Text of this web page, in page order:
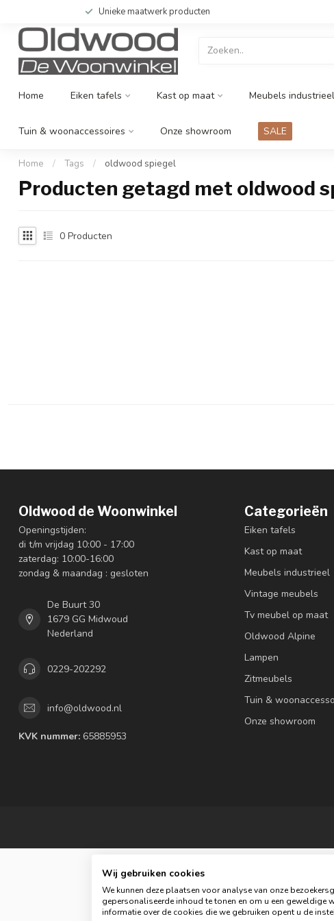
Unieke maatwerk producten
Home Eiken tafels Kast op maat Meubels industrieel
Tuin & woonaccessoires Onze showroom SALE
Home / Tags / oldwood spiegel
Producten getagd met oldwood
0 Producten
Oldwood de Woonwinkel
Openingstijden:
di t/m vrijdag 10:00 - 17:00
zaterdag: 10:00-16:00
zondag & maandag : gesloten
De Buurt 30
1679 GG Midwoud
Nederland
0229-202292
info@oldwood.nl
KVK nummer: 65885953
Categorieën
Eiken tafels
Kast op maat
Meubels industrieel
Vintage meubels
Tv meubel op maat
Oldwood Alpine
Lampen
Zitmeubels
Tuin &
Onze showroom
©
Wij gebruiken cookies
We kunnen deze plaatsen voor analyse van onze
gepersonaliseerde inhoud te tonen en om u een geweldige
informatie over de cookies die we gebruiken opent u de